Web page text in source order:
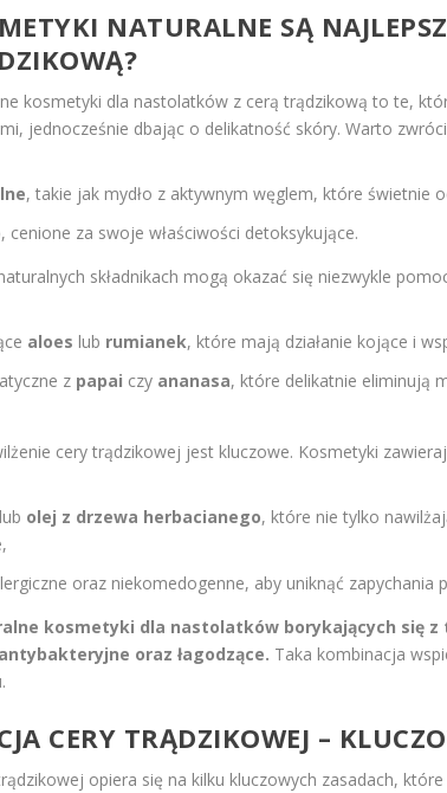
NATURALNE SĄ
kosmetyki dla nastolatków z cerą trądzikową to te,
jednocześnie dbając o delikatność skóry. Warto
, takie jak mydło z aktywnym węglem, które świetnie
, cenione za swoje właściwości detoksykujące.
składnikach mogą okazać się niezwykle
aloes lub rumianek, które mają działanie kojące i
z papai czy ananasa, które delikatnie eliminują
cery trądzikowej jest kluczowe. Kosmetyki
lub olej z drzewa herbacianego, które nie tylko
oraz niekomedogenne, aby uniknąć zapychania
kosmetyki dla nastolatków borykających się z
oraz łagodzące. Taka kombinacja
CERY TRĄDZIKOWEJ –
opiera się na kilku kluczowych zasadach,